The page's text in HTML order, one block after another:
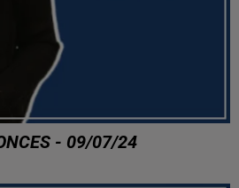
- 09/07/24